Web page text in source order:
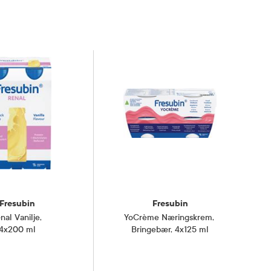
Fresubin
Vanilje,
ml
Fresubin
YoCrème Næringskrem,
Bringebær, 4x125 ml